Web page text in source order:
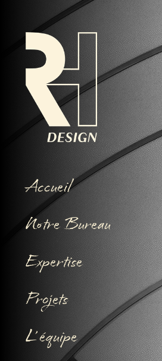
Accueil
Notre Bureau
Expertise
Projets
L’ équipe